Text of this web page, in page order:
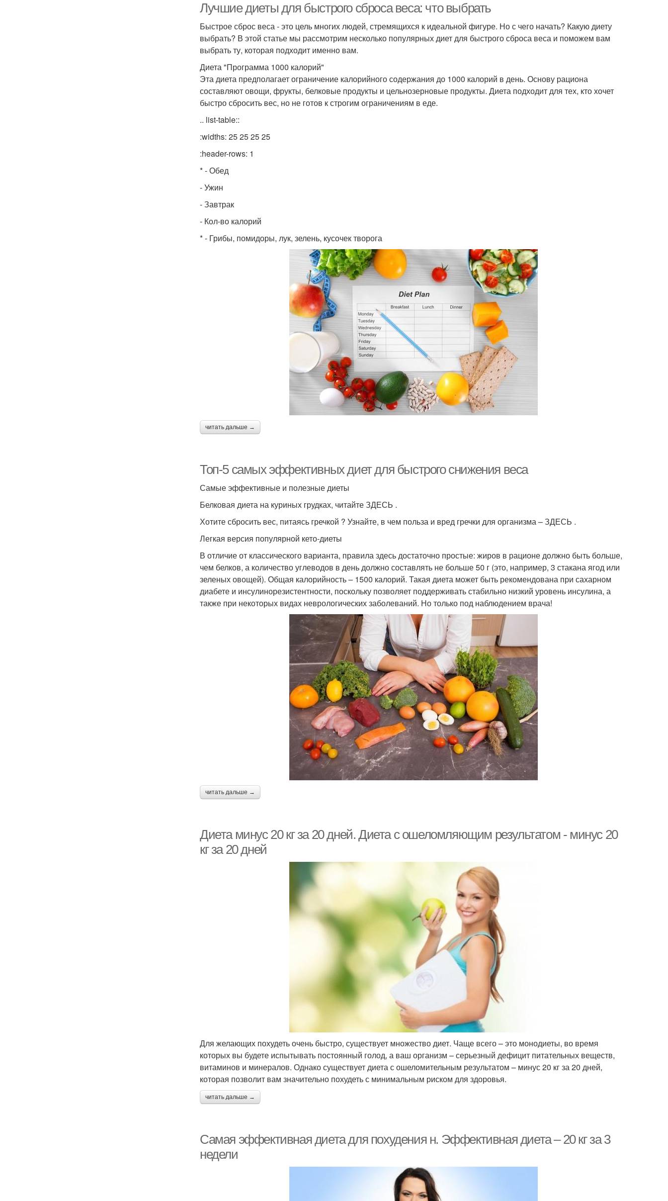
Лучшие диеты для быстрого сброса веса: что выбрать
Быстрое сброс веса - это цель многих людей, стремящихся к идеальной фигуре. Но с чего начать? Какую диету
выбрать? В этой статье мы рассмотрим несколько популярных диет для быстрого сброса веса и поможем вам
выбрать ту, которая подходит именно вам.
Диета "Программа 1000 калорий"
Эта диета предполагает ограничение калорийного содержания до 1000 калорий в день. Основу рациона
составляют овощи, фрукты, белковые продукты и цельнозерновые продукты. Диета подходит для тех, кто хочет
быстро сбросить вес, но не готов к строгим ограничениям в еде.
.. list-table::
:widths: 25 25 25 25
:header-rows: 1
* - Обед
- Ужин
- Завтрак
- Кол-во калорий
* - Грибы, помидоры, лук, зелень, кусочек творога
читать дальше →
Топ-5 самых эффективных диет для быстрого снижения веса
Самые эффективные и полезные диеты
Белковая диета на куриных грудках, читайте ЗДЕСЬ .
Хотите сбросить вес, питаясь гречкой ? Узнайте, в чем польза и вред гречки для организма – ЗДЕСЬ .
Легкая версия популярной кето-диеты
В отличие от классического варианта, правила здесь достаточно простые: жиров в рационе должно быть больше,
чем белков, а количество углеводов в день должно составлять не больше 50 г (это, например, 3 стакана ягод или
зеленых овощей). Общая калорийность – 1500 калорий. Такая диета может быть рекомендована при сахарном
диабете и инсулинорезистентности, поскольку позволяет поддерживать стабильно низкий уровень инсулина, а
также при некоторых видах неврологических заболеваний. Но только под наблюдением врача!
читать дальше →
Диета минус 20 кг за 20 дней. Диета с ошеломляющим результатом - минус 20
кг за 20 дней
Для желающих похудеть очень быстро, существует множество диет. Чаще всего – это монодиеты, во время
которых вы будете испытывать постоянный голод, а ваш организм – серьезный дефицит питательных веществ,
витаминов и минералов. Однако существует диета с ошеломительным результатом – минус 20 кг за 20 дней,
которая позволит вам значительно похудеть с минимальным риском для здоровья.
читать дальше →
Самая эффективная диета для похудения н. Эффективная диета – 20 кг за 3
недели